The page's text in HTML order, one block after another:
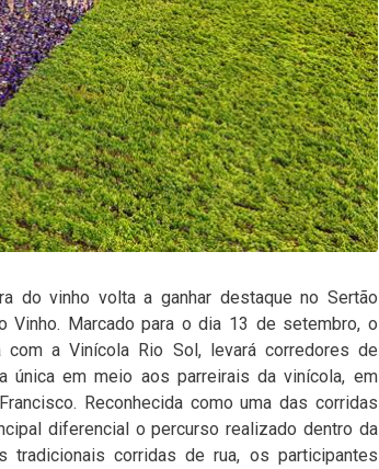
do vinho volta a ganhar destaque no Sertão
Vinho. Marcado para o dia 13 de setembro, o
com a Vinícola Rio Sol, levará corredores de
única em meio aos parreirais da vinícola, em
Reconhecida como uma das corridas
diferencial o percurso realizado dentro da
tradicionais corridas de rua, os participantes